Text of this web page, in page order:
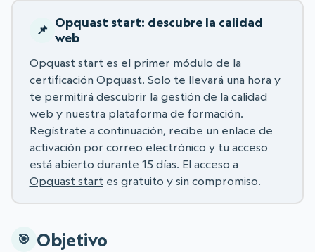
Opquast start: descubre la calidad
web
Opquast start es el primer módulo de la
certificación Opquast. Solo te llevará una hora y
te permitirá descubrir la gestión de la calidad
web y nuestra plataforma de formación.
Regístrate a continuación, recibe un enlace de
activación por correo electrónico y tu acceso
está abierto durante 15 días. El acceso a
Opquast startes gratuito y sin compromiso.
Objetivo